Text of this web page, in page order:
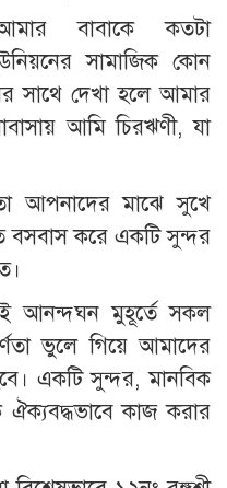
বাবাকে কতটা
সামাজিক কোন
সাথে দেখা হলে আমার
আমি চিরঋণী, যা
আপনাদের মাঝে সুখে
বসবাস করে একটি সুন্দর
আনন্দঘন মুহূর্তে সকল
ভুলে গিয়ে আমাদের
একটি সুন্দর, মানবিক
কাজ করার